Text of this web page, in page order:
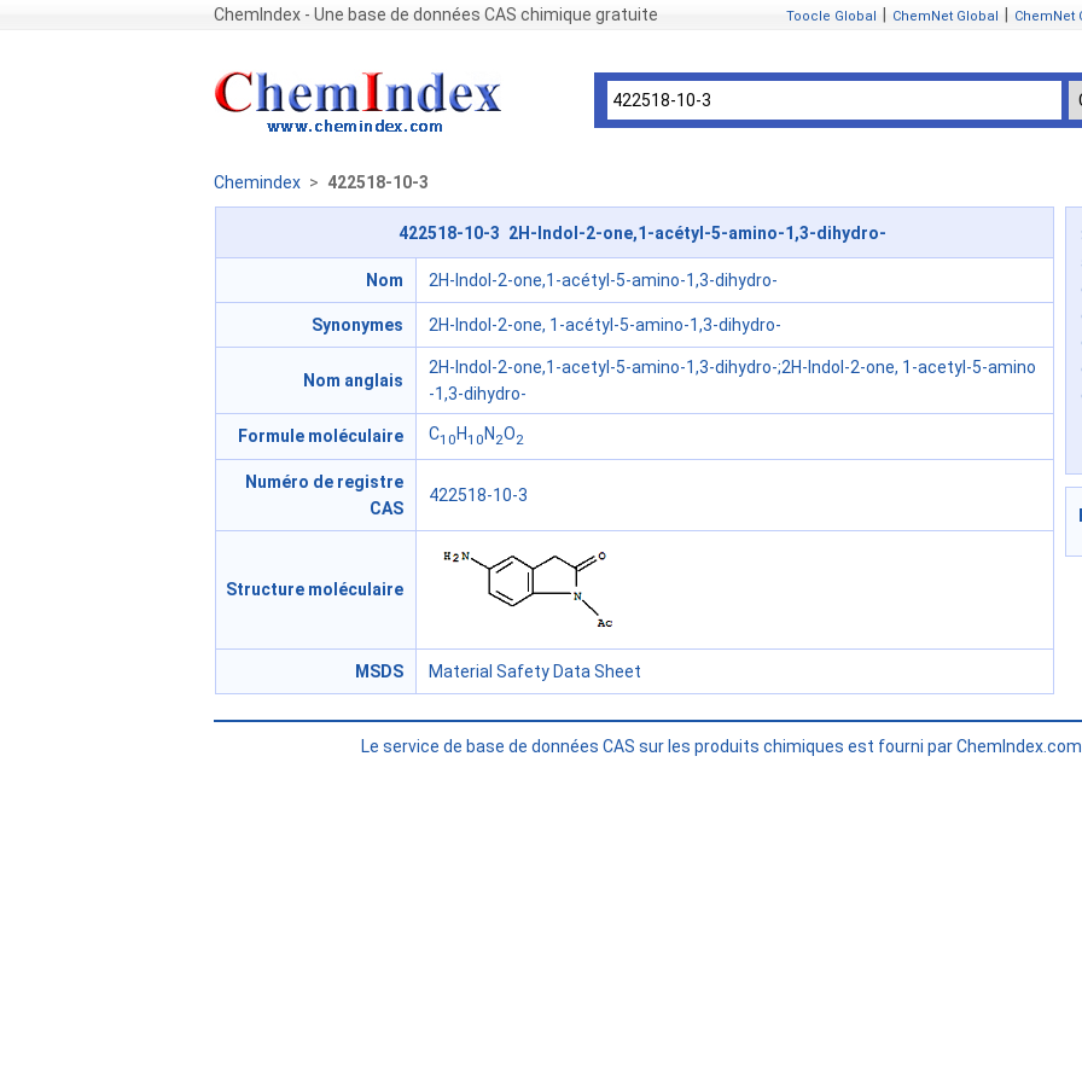
ChemIndex - Une base de données CAS chimique gratuite Toocle Global ChemNet Global ChemNet
Chemindex > 422518-10-3
422518-10-3 2H-Indol-2-one,1-acétyl-5-amino-1,3-dihydro-
Nom 2H-Indol-2-one,1-acétyl-5-amino-1,3-dihydro-
Synonymes 2H-Indol-2-one, 1-acétyl-5-amino-1,3-dihydro-
Nom anglais
2H-Indol-2-one,1-acetyl-5-amino-1,3-dihydro-;2H-Indol-2-one, 1-acetyl-5-amino
-1,3-dihydro-
Formule moléculaire C10 H10 N 2O2
Numéro de registre
CAS
422518-10-3
Structure moléculaire
MSDS Material Safety Data Sheet
Le service de base de données CAS sur les produits chimiques est fourni par